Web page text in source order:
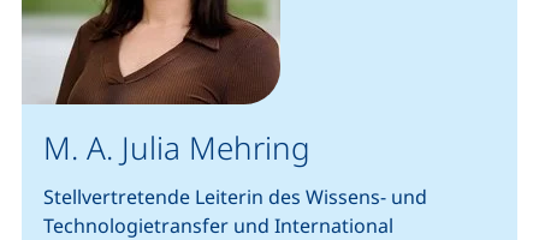
M. A. Julia Mehring
Stellvertretende Leiterin des Wissens- und
Technologietransfer und International